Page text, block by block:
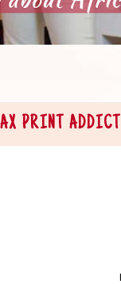
PRINT ADDICT